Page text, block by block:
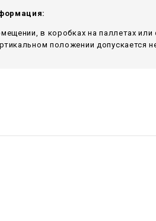
в коробках на паллетах
положении допускается